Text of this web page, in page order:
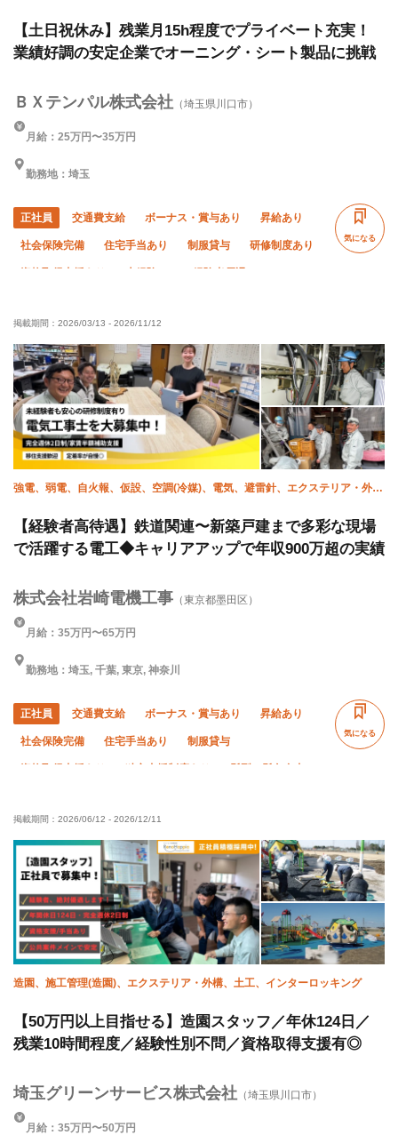
【土日祝休み】残業月15h程度でプライベート充実！
業績好調の安定企業でオーニング・シート製品に挑戦
ＢＸテンパル株式会社 （埼玉県川口市）
月給：25万円〜35万円
勤務地：埼玉
正社員 交通費支給 ボーナス・賞与あり 昇給あり
社会保険完備 住宅手当あり 制服貸与 研修制度あり
直帰・直行OK 夏季休暇
車・バイク通勤OK 完全週休二日制 土日休み
気になる
掲載期間： 2026/03/13 - 2026/11/12
強電、弱電、自火報、仮設、空調(冷媒)、電気、避雷針、エクステリア・外
【経験者高待遇】鉄道関連〜新築戸建まで多彩な現場
で活躍する電工◆キャリアアップで年収900万超の実績
株式会社岩崎電機工事 （東京都墨田区）
月給：35万円〜65万円
勤務地：埼玉, 千葉, 東京, 神奈川
正社員 交通費支給 ボーナス・賞与あり 昇給あり
社会保険完備 住宅手当あり 制服貸与
資格取得支援あり 独立支援制度あり 髪型・髪色自由
50代以上活躍中 夏季休暇
残業月20時間以下 残業月10時間以下 土日休み
完全週休二日制 年末年始休暇 車・バイク通勤OK
転勤なし
気になる
掲載期間： 2026/06/12 - 2026/12/11
造園、施工管理(造園)、エクステリア・外構、土工、インターロッキング
【50万円以上目指せる】造園スタッフ／年休124日／
残業10時間程度／経験性別不問／資格取得支援有◎
埼玉グリーンサービス株式会社 （埼玉県川口市）
月給：35万円〜50万円